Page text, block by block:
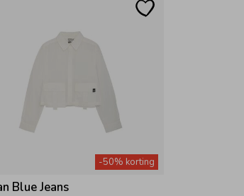
-50% korting
Blue Jeans